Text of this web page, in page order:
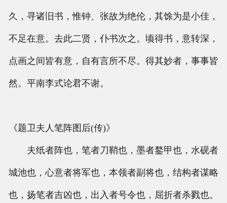
久，寻诸旧书，惟钟、张故为绝伦，其馀为是小佳，
不足在意。去此二贤，仆书次之。顷得书，意转深，
点画之间皆有意，自有言所不尽。得其妙者，事事皆
然。平南李式论君不谢。
《题卫夫人笔阵图后(传)》
夫纸者阵也，笔者刀鞘也，墨者鍪甲也，水砚者
城池也，心意者将军也，本领者副将也，结构者谋略
也，扬笔者吉凶也，出入者号令也，屈折者杀戮也。